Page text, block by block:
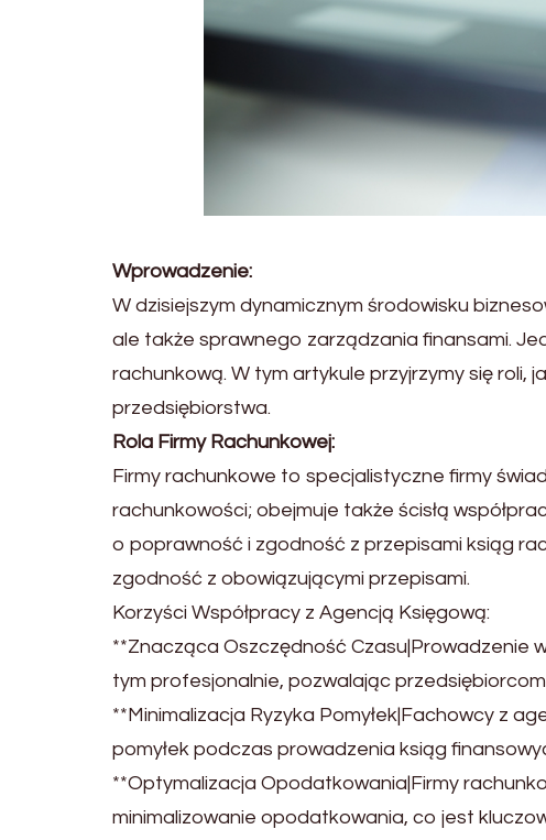
Wprowadzenie:
W dzisiejszym dynamicznym środowisku
ale także sprawnego zarządzania finansami.
rachunkową. W tym artykule przyjrzymy się
przedsiębiorstwa.
Rola Firmy Rachunkowej:
Firmy rachunkowe to specjalistyczne firmy
rachunkowości; obejmuje także ścisłą
o poprawność i zgodność z przepisami ksiąg
zgodność z obowiązującymi przepisami.
Korzyści Współpracy z Agencją Księgową:
**Znacząca Oszczędność Czasu|Prowadzenie
tym profesjonalnie, pozwalając
**Minimalizacja Ryzyka Pomyłek|Fachowcy z
pomyłek podczas prowadzenia ksiąg
**Optymalizacja Opodatkowania|Firmy
minimalizowanie opodatkowania, co jest